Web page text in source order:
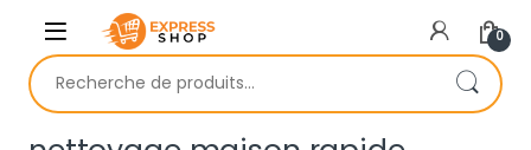
Skip to navigation
Skip to content
0
Recherche pour :